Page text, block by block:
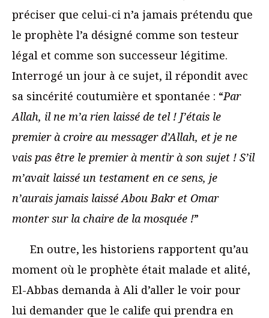
préciser que celui-ci n’a jamais prétendu que
le prophète l’a désigné comme son testeur
légal et comme son successeur légitime.
Interrogé un jour à ce sujet, il répondit avec
sa sincérité coutumière et spontanée : “Par
Allah, il ne m’a rien laissé de tel ! J’étais le
premier à croire au messager d’Allah, et je ne
vais pas être le premier à mentir à son sujet ! S’il
m’avait laissé un testament en ce sens, je
n’aurais jamais laissé Abou Bakr et Omar
monter sur la chaire de la mosquée !”
En outre, les historiens rapportent qu’au
moment où le prophète était malade et alité,
El-Abbas demanda à Ali d’aller le voir pour
lui demander que le calife qui prendra en